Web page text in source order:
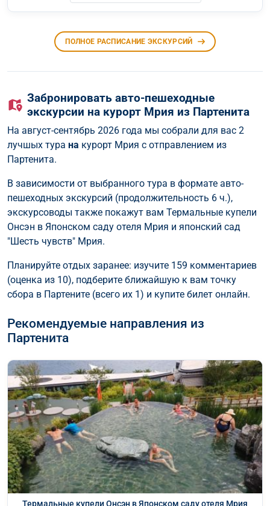
ПОЛНОЕ РАСПИСАНИЕ ЭКСКУРСИЙ
Забронировать авто-пешеходные
экскурсии на курорт Мрия из Партенита
На август-сентябрь 2026 года мы собрали для вас 2
лучшых тура на курорт Мрия с отправлением из
Партенита.
В зависимости от выбранного тура в формате авто-
пешеходных экскурсий (продолжительность 6 ч.),
экскурсоводы также покажут вам Термальные купели
Онсэн в Японском саду отеля Мрия и японский сад
"Шесть чувств" Мрия.
Планируйте отдых заранее: изучите 159 комментариев
(оценка из 10), подберите ближайшую к вам точку
сбора в Партените (всего их 1) и купите билет онлайн.
Рекомендуемые направления из
Партенита
Термальные купели Онсэн в Японском саду отеля Мрия